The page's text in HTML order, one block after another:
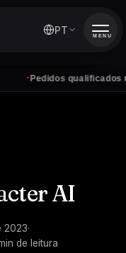
Pedidos qualificados no
PT MENU
AI
2023·
de leitura